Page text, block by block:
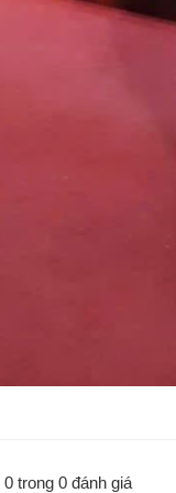
0 trong 0 đánh giá